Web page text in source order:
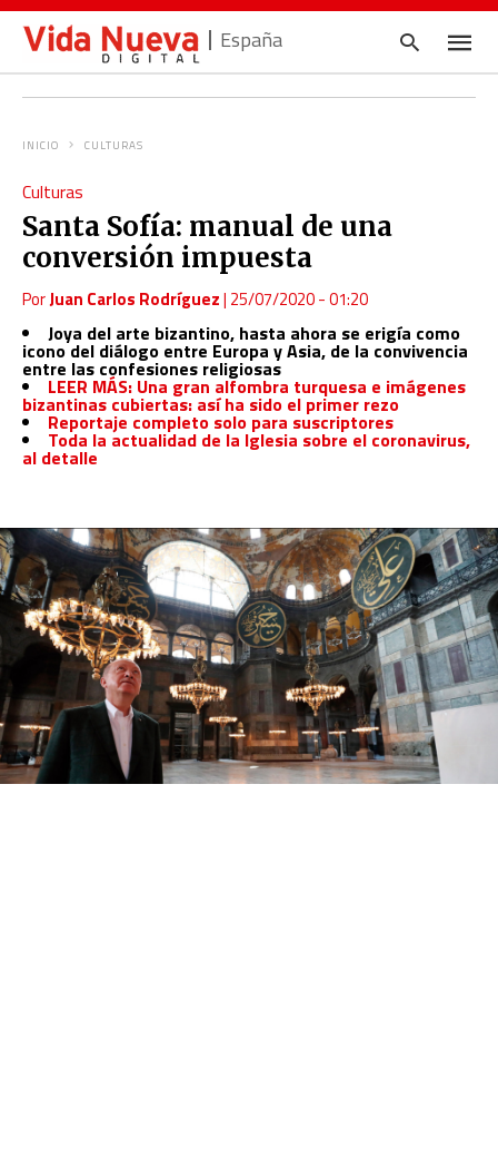
España
INICIO CULTURAS
Culturas
Santa Sofía: manual de una
conversión impuesta
PorJuan Carlos Rodríguez| 25/07/2020 - 01:20
Joya del arte bizantino, hasta ahora se erigía como
icono del diálogo entre Europa y Asia, de la convivencia
entre las confesiones religiosas
LEER MÁS: Una gran alfombra turquesa e imágenes
bizantinas cubiertas: así ha sido el primer rezo
Reportaje completo solo para suscriptores
Toda la actualidad de la Iglesia sobre el coronavirus,
al detalle